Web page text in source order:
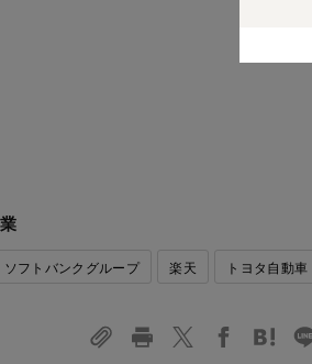
ソフトバンクグループ 楽天 トヨタ自動車